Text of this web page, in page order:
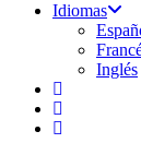
Idiomas
Inglés